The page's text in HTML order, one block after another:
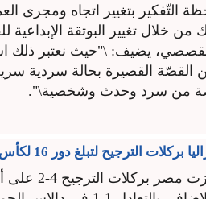
التّفكير بتغيير اتجاه ومجرى
من خلال تغيير البوتقة
يضيف: \"حيث نعتبر ذلك
عن القصّة القصيرة بحالة سردية
من سرد وحدث وشخصية\".
الترجيح لتبلغ دور 16 لكأس العالم
فازت مصر